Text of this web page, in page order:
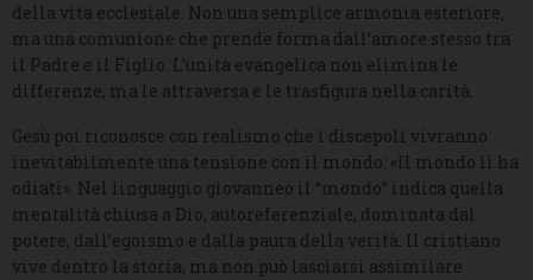
della vita ecclesiale. Non una semplice armonia esteriore,
ma una comunione che prende forma dall’amore stesso tra
il Padre e il Figlio. L’unità evangelica non elimina le
differenze, ma le attraversa e le trasfigura nella carità.
Gesù poi riconosce con realismo che i discepoli vivranno
inevitabilmente una tensione con il mondo: «Il mondo li ha
odiati». Nel linguaggio giovanneo il “mondo” indica quella
mentalità chiusa a Dio, autoreferenziale, dominata dal
potere, dall’egoismo e dalla paura della verità. Il cristiano
vive dentro la storia, ma non può lasciarsi assimilare